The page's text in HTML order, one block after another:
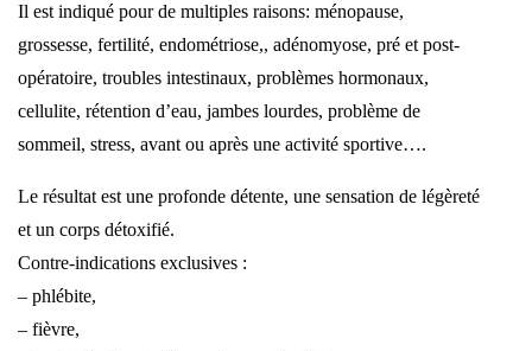
Il est indiqué pour de multiples raisons: ménopause,
grossesse, fertilité, endométriose,, adénomyose, pré et post-
opératoire, troubles intestinaux, problèmes hormonaux,
cellulite, rétention d’eau, jambes lourdes, problème de
sommeil, stress, avant ou après une activité sportive….
Le résultat est une profonde détente, une sensation de légèreté
et un corps détoxifié.
Contre-indications exclusives :
– phlébite,
– fièvre,